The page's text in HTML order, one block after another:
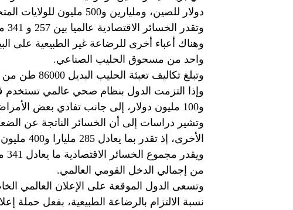
دولار للصين، ومليارين و500 مليون للولايات المتحدة.
وتقدر الخسائر الاقتصادية عالميا بين 257 و 341 مليار دولار من إجمالي الدخل القومي العالمي.
واحد من مسحوق الحليب الصناعي.
وتبلغ تكاليف تعبئة الحليب البديل 86000 طن من المعادن، و360000 طن من الورق كل عام.
وإذا التزمت الدول بنظام صحي عالمي تستخدم
و100 مليون دولار، إلى جانب تفادي بعض الأمراض والحماية من الموت.
وتشير دراسات إلى أن الخسائر الناتجة عن
الأخرى، إذ تقدر بما يعادل 285 مليارا و400 مليون دولار.
من إجمالي الدخل القومي العالمي.
وتسعى الدول الموقعة على الإعلان العالمي